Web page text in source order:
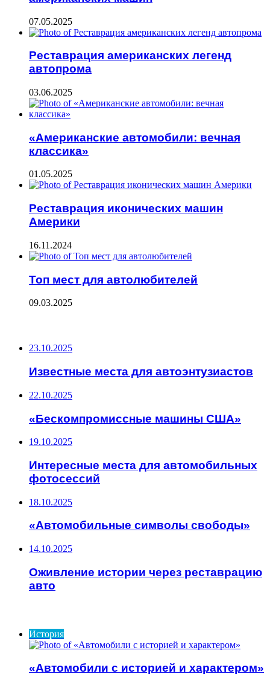
07.05.2025
Реставрация американских легенд
автопрома
03.06.2025
«Американские автомобили: вечная
классика»
01.05.2025
Реставрация иконических машин
Америки
16.11.2024
Топ мест для автолюбителей
09.03.2025
23.10.2025
Известные места для автоэнтузиастов
22.10.2025
«Бескомпромиссные машины США»
19.10.2025
Интересные места для автомобильных
фотосессий
18.10.2025
«Автомобильные символы свободы»
14.10.2025
Оживление истории через реставрацию
авто
История
«Автомобили с историей и характером»